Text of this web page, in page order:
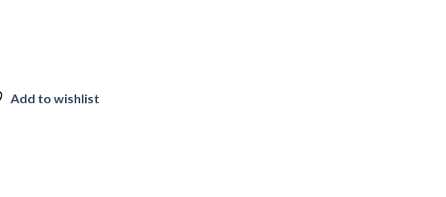
Add to wishlist